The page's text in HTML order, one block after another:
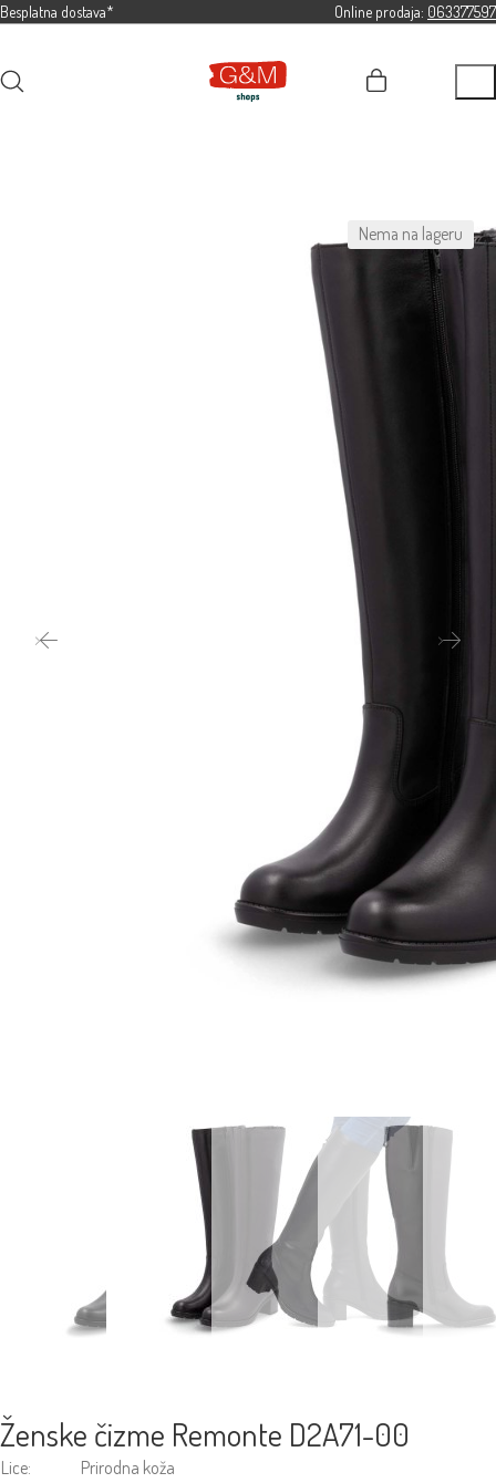
Besplatna dostava* Online prodaja: 063377597
Nema na lageru
Ženske čizme Remonte D2A71-00
Lice:
Prirodna koža